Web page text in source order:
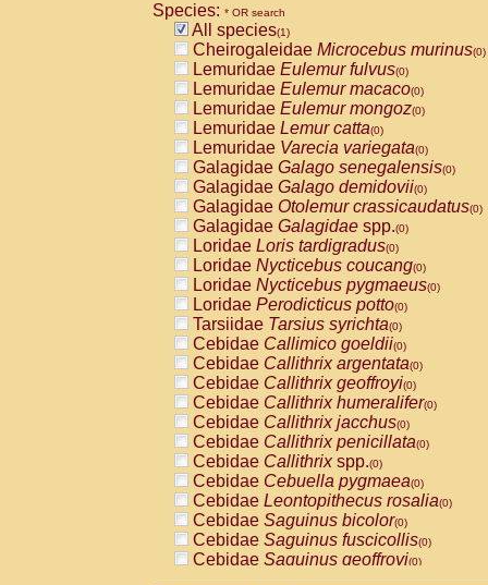
Species: * OR search
All species(1)
Cheirogaleidae Microcebus murinus(0)
Lemuridae Eulemur fulvus(0)
Lemuridae Eulemur macaco(0)
Lemuridae Eulemur mongoz(0)
Lemuridae Lemur catta(0)
Lemuridae Varecia variegata(0)
Galagidae Galago senegalensis(0)
Galagidae Galago demidovii(0)
Galagidae Otolemur crassicaudatus(0)
Galagidae Galagidae spp.(0)
Loridae Loris tardigradus(0)
Loridae Nycticebus coucang(0)
Loridae Nycticebus pygmaeus(0)
Loridae Perodicticus potto(0)
Tarsiidae Tarsius syrichta(0)
Cebidae Callimico goeldii(0)
Cebidae Callithrix argentata(0)
Cebidae Callithrix geoffroyi(0)
Cebidae Callithrix humeralifer(0)
Cebidae Callithrix jacchus(0)
Cebidae Callithrix penicillata(0)
Cebidae Callithrixspp.(0)
Cebidae Cebuella pygmaea(0)
Cebidae Leontopithecus rosalia(0)
Cebidae Saguinus bicolor(0)
Cebidae Saguinus fuscicollis(0)
Cebidae Saguinus geoffroyi(0)